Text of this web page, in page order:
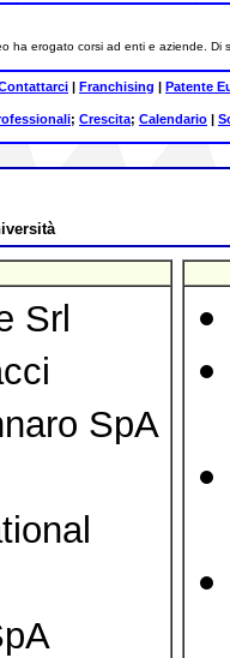
ha erogato corsi ad enti e aziende. Di
| Franchising | Patente
; Crescita; Calendario |
Srl
SpA